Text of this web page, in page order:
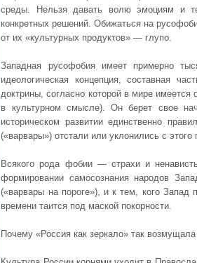
среды. Нельзя давать волю эмоциям и
конкретных решений. Обижаться на
от их «культурных продуктов» — глупо.
Западная русофобия имеет примерно
идеологическая концепция, составная
доктрины, согласно которой в мире
в культурном смысле). Он берет свое
историческом развитии единственно
(«варвары») отстали или уклонились с этого
Всякого рода фобии — страхи и
формировании самосознания народов
(«варвары на пороге»), и к тем, кого
времени таится под маской покорности.
Почему «Россия как зеркало» так